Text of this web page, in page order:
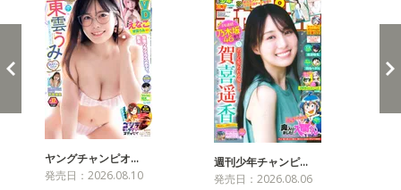
ヤングチャンピオ…
発売日：2026.08.10
週刊少年チャンピ…
発売日：2026.08.06